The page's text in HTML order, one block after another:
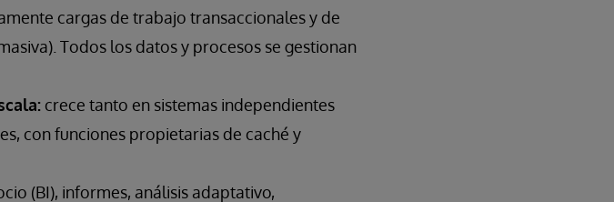
cargas de trabajo transaccionales y de
Todos los datos y procesos se gestionan
crece tanto en sistemas independientes
con funciones propietarias de caché y
(BI), informes, análisis adaptativo,